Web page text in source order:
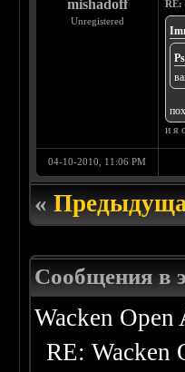
mishadoff
Unregistered
RE:
и я
04-10-2010, 11:06 PM
«
Сообщения в
Wacken Open
RE: Wacken